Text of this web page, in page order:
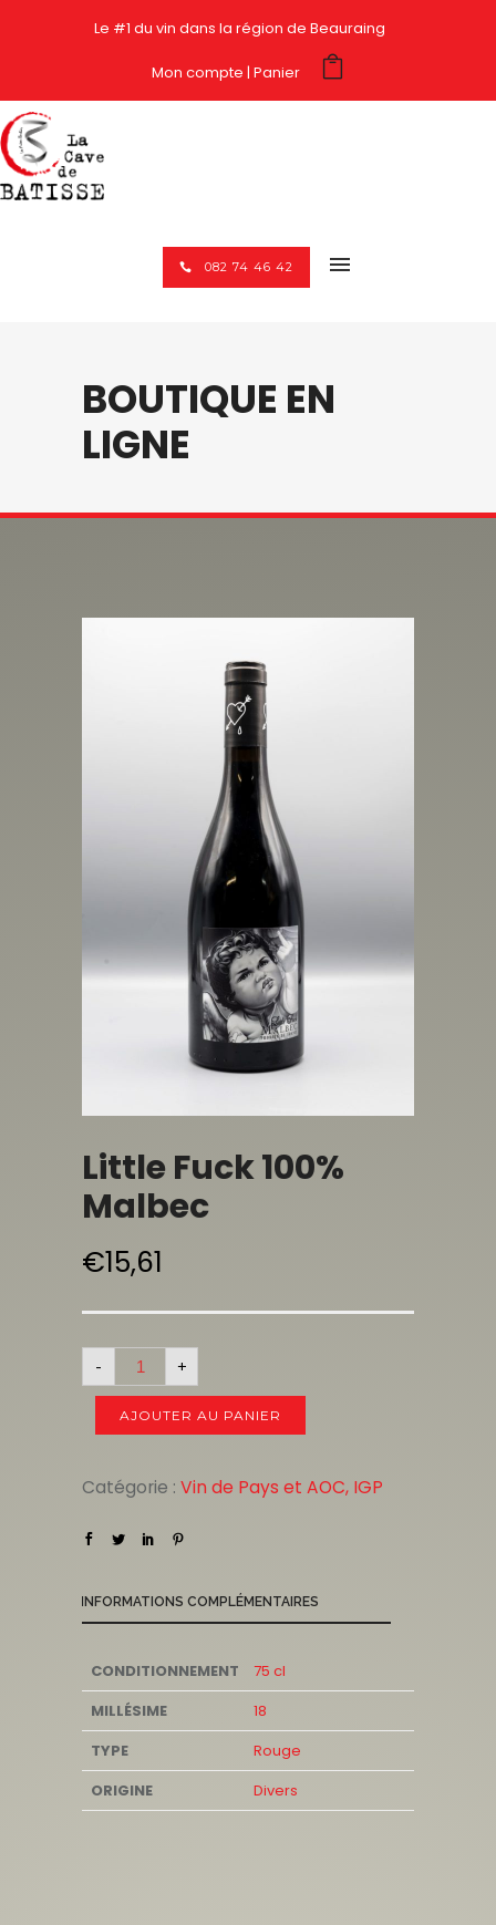
Le #1 du vin dans la région de Beauraing
Mon compte Panier
082 74 46 42
BOUTIQUE EN
LIGNE
Little Fuck 100%
Malbec
€15,61
- +
AJOUTER AU PANIER
Catégorie : Vin de Pays et AOC, IGP
INFORMATIONS COMPLÉMENTAIRES
CONDITIONNEMENT
75 cl
MILLÉSIME
18
TYPE
Rouge
ORIGINE
Divers